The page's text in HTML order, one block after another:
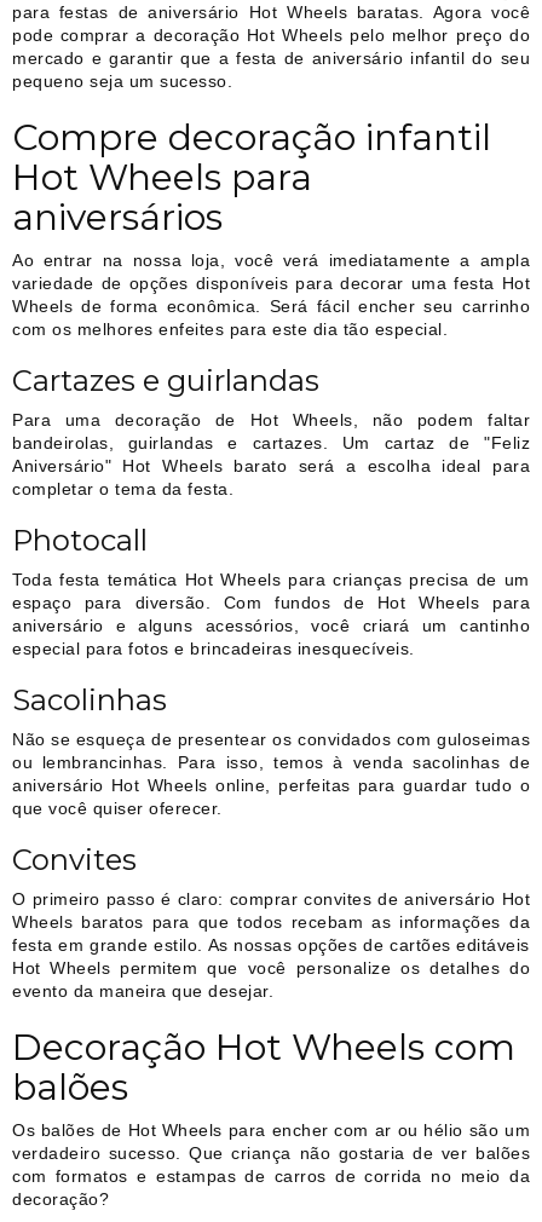
para festas de aniversário Hot Wheels baratas. Agora você
pode comprar a decoração Hot Wheels pelo melhor preço do
mercado e garantir que a festa de aniversário infantil do seu
pequeno seja um sucesso.
Compre decoração infantil
Hot Wheels para
aniversários
Ao entrar na nossa loja, você verá imediatamente a ampla
variedade de opções disponíveis para decorar uma festa Hot
Wheels de forma econômica. Será fácil encher seu carrinho
com os melhores enfeites para este dia tão especial.
Cartazes e guirlandas
Para uma decoração de Hot Wheels, não podem faltar
bandeirolas, guirlandas e cartazes. Um cartaz de "Feliz
Aniversário" Hot Wheels barato será a escolha ideal para
completar o tema da festa.
Photocall
Toda festa temática Hot Wheels para crianças precisa de um
espaço para diversão. Com fundos de Hot Wheels para
aniversário e alguns acessórios, você criará um cantinho
especial para fotos e brincadeiras inesquecíveis.
Sacolinhas
Não se esqueça de presentear os convidados com guloseimas
ou lembrancinhas. Para isso, temos à venda sacolinhas de
aniversário Hot Wheels online, perfeitas para guardar tudo o
que você quiser oferecer.
Convites
O primeiro passo é claro: comprar convites de aniversário Hot
Wheels baratos para que todos recebam as informações da
festa em grande estilo. As nossas opções de cartões editáveis
Hot Wheels permitem que você personalize os detalhes do
evento da maneira que desejar.
Decoração Hot Wheels com
balões
Os balões de Hot Wheels para encher com ar ou hélio são um
verdadeiro sucesso. Que criança não gostaria de ver balões
com formatos e estampas de carros de corrida no meio da
decoração?